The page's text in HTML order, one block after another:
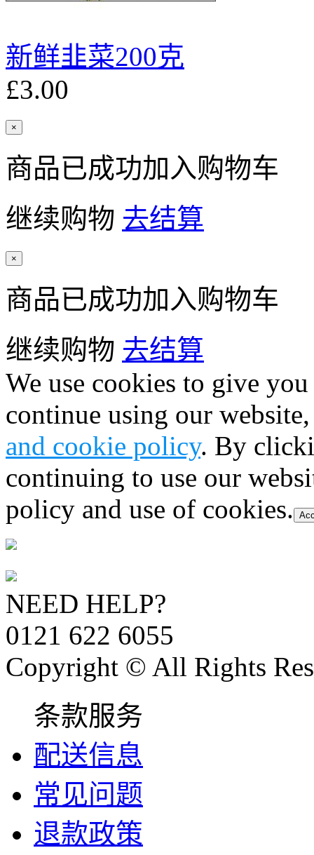
新鲜韭菜200克
£3.00
×
商品已成功加入购物车
继续购物 去结算
×
商品已成功加入购物车
继续购物 去结算
We use cookies to give
continue using our
and cookie policy. By
continuing to use our
policy and use of cookies.
NEED HELP?
0121 622 6055
Copyright © All Rights
条款服务
配送信息
常见问题
退款政策